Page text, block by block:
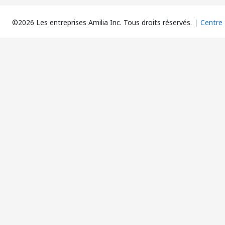
©2026 Les entreprises Amilia Inc. Tous droits réservés. Centre